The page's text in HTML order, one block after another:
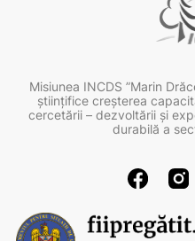
Misiunea INCDS ”Marin
ştiinţifice creşterea
cercetării – dezvoltării şi
durabilă a